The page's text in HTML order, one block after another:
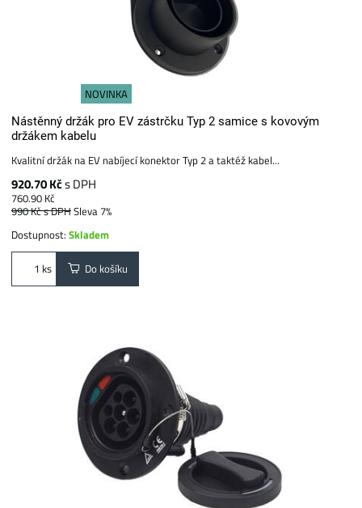
NOVINKA
Nástěnný držák pro EV zástrčku Typ 2 samice s kovovým
držákem kabelu
Kvalitní držák na EV nabíjecí konektor Typ 2 a taktéž kabel...
920.70 Kčs DPH
760.90 Kč
990 Kčs DPHSleva 7%
Dostupnost:Skladem
ks Do košíku